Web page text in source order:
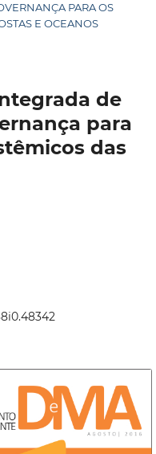
PARA OS
E OCEANOS
de
para
das